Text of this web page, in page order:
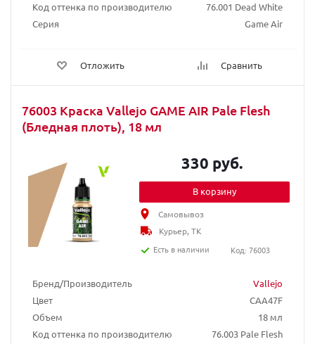
Код оттенка по производителю
76.001 Dead White
Серия
Game Air
Отложить Сравнить
76003 Краска Vallejo GAME AIR Pale Flesh
(Бледная плоть), 18 мл
Бренд/Производитель
Vallejo
Цвет
CAA47F
Объем
18 мл
Код оттенка по производителю
76.003 Pale Flesh
330 руб.
В корзину
Самовывоз
Курьер, ТК
Есть в наличии
Код: 76003